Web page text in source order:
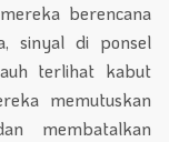
berencana
sinyal di ponsel
terlihat kabut
memutuskan
membatalkan